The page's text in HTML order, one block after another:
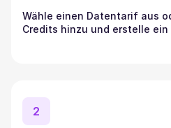
Wähle einen Datentarif aus
Credits hinzu und erstelle ein
2